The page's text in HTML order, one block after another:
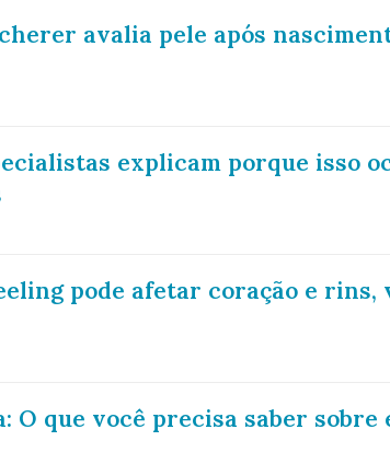
avalia pele após
explicam porque isso
pode afetar coração e rins,
O que você precisa saber sobre